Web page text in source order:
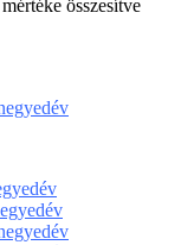
összesítve